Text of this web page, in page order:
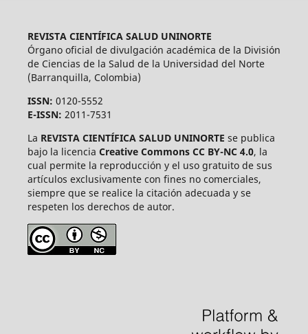
REVISTA CIENTÍFICA SALUD UNINORTE
Órgano oficial de divulgación académica de la División
de Ciencias de la Salud de la Universidad del Norte
(Barranquilla, Colombia)
ISSN: 0120-5552
E-ISSN: 2011-7531
La REVISTA CIENTÍFICA SALUD UNINORTE se publica
bajo la licencia Creative Commons CC BY-NC 4.0, la
cual permite la reproducción y el uso gratuito de sus
artículos exclusivamente con fines no comerciales,
siempre que se realice la citación adecuada y se
respeten los derechos de autor.